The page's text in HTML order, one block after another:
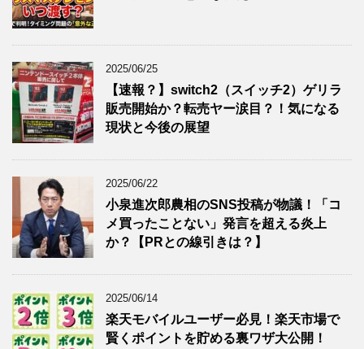
2025/06/25
【速報？】switch2（スイッチ2）ゲリラ
販売開始か？転売ヤー涙目？！気になる
現状と今後の展望
2025/06/22
小泉進次郎農相のSNS投稿が物議！「コ
メ買ったことない」発言を超える炎上
か？【PRとの線引きは？】
2025/06/14
楽天モバイルユーザー必見！楽天市場で
賢くポイントを貯める裏ワザ大公開！